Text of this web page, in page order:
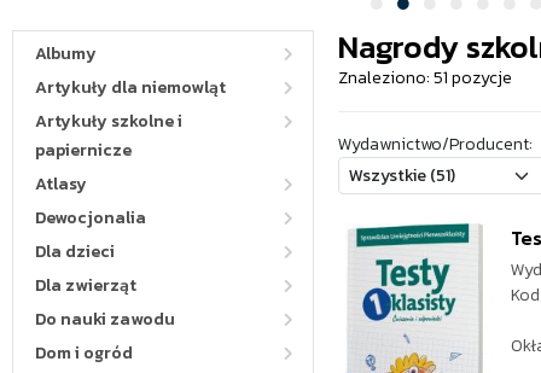
Albumy
Artykuły dla niemowląt
Artykuły szkolne i
papiernicze
Atlasy
Dewocjonalia
Dla dzieci
Dla zwierząt
Do nauki zawodu
Dom i ogród
Nagrody
Znaleziono: 51 pozycje
Wydawnictwo/Producent: